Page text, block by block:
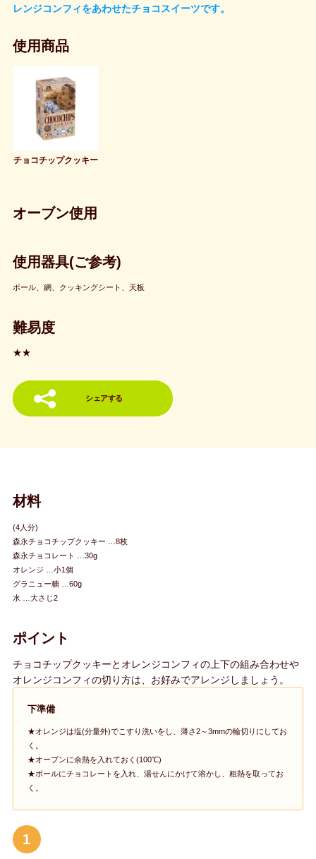
レンジコンフィをあわせたチョコスイーツです。
使用商品
チョコチップクッキー
オーブン使用
使用器具(ご参考)
ボール、網、クッキングシート、天板
難易度
★★
シェアする
材料
(4人分)
森永チョコチップクッキー …8枚
森永チョコレート …30g
オレンジ …小1個
グラニュー糖 …60g
水 …大さじ2
ポイント
チョコチップクッキーとオレンジコンフィの上下の組み合わせや
オレンジコンフィの切り方は、お好みでアレンジしましょう。
下準備
★オレンジは塩(分量外)でこすり洗いをし、薄さ2～3mmの輪切りにしてお
く。
★オーブンに余熱を入れておく(100℃)
★ボールにチョコレートを入れ、湯せんにかけて溶かし、粗熱を取ってお
く。
1